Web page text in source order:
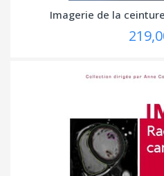
Imagerie de la